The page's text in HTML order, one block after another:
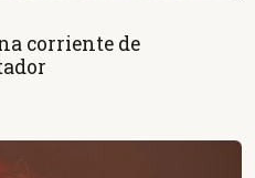
corriente de